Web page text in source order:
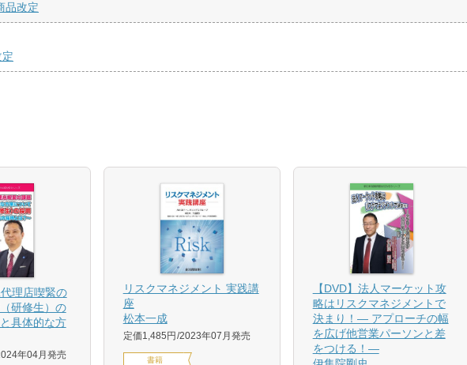
品改定
代理店喫緊の
研修生）の
具体的な方
年04月発売
リスクマネジメント 実践講
座
松本一成
定価1,485円 2023年07月発売
書籍
【DVD】法人マーケット攻
略はリスクマネジメントで
決まり！― アプローチの幅
を広げ他営業パーソンと差
をつける！―